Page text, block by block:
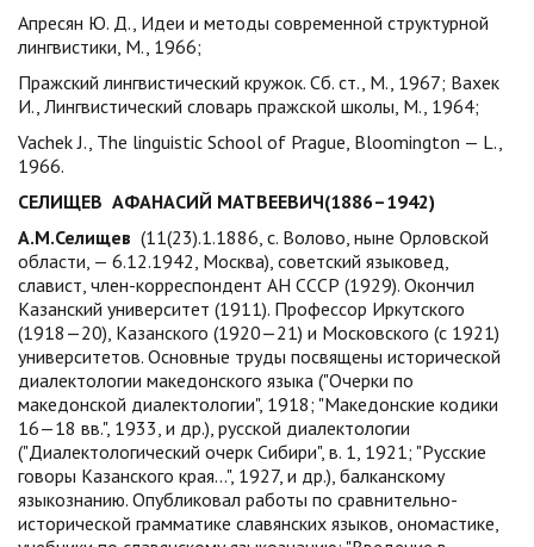
Апресян Ю. Д., Идеи и методы современной структурной
лингвистики, М., 1966;
Пражский лингвистический кружок. Сб. ст., М., 1967; Вахек
И., Лингвистический словарь пражской школы, М., 1964;
Vachek J., The linguistic School of Prague, Bloomington — L.,
1966.
СЕЛИЩЕВ АФАНАСИЙ МАТВЕЕВИЧ(1886–1942)
А.М.Селищев (11(23).1.1886, с. Волово, ныне Орловской
области, — 6.12.1942, Москва), советский языковед,
славист, член-корреспондент АН СССР (1929). Окончил
Казанский университет (1911). Профессор Иркутского
(1918—20), Казанского (1920—21) и Московского (с 1921)
университетов. Основные труды посвящены исторической
диалектологии македонского языка ("Очерки по
македонской диалектологии", 1918; "Македонские кодики
16—18 вв.", 1933, и др.), русской диалектологии
("Диалектологический очерк Сибири", в. 1, 1921; "Русские
говоры Казанского края...", 1927, и др.), балканскому
языкознанию. Опубликовал работы по сравнительно-
исторической грамматике славянских языков, ономастике,